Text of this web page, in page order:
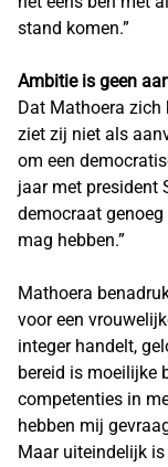
stand komen.”
Ambitie is geen
Dat Mathoera
ziet zij niet als
om een
jaar met president
democraat
mag hebben.”
Mathoera
voor een
integer handelt,
bereid is moeilijke
competenties in
hebben mij
Maar uiteindelijk